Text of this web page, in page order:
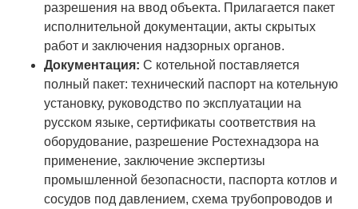
разрешения на ввод объекта. Прилагается пакет
исполнительной документации, акты скрытых
работ и заключения надзорных органов.
Документация: С котельной поставляется
полный пакет: технический паспорт на котельную
установку, руководство по эксплуатации на
русском языке, сертификаты соответствия на
оборудование, разрешение Ростехнадзора на
применение, заключение экспертизы
промышленной безопасности, паспорта котлов и
сосудов под давлением, схема трубопроводов и